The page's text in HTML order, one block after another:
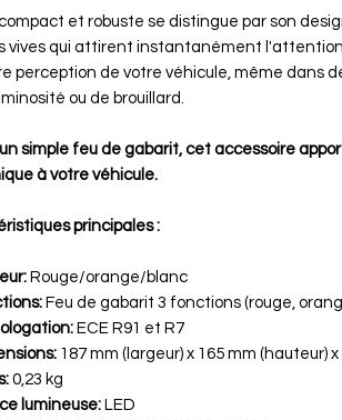
et robuste se distingue par son
vives qui attirent instantanément
perception de votre véhicule, même dans
ou de brouillard.
simple feu de gabarit, cet accessoire
à votre véhicule.
principales :
Rouge/orange/blanc
Feu de gabarit 3 fonctions (rouge,
ECE R91 et R7
187 mm (largeur) x 165 mm (hauteur)
0,23 kg
lumineuse: LED